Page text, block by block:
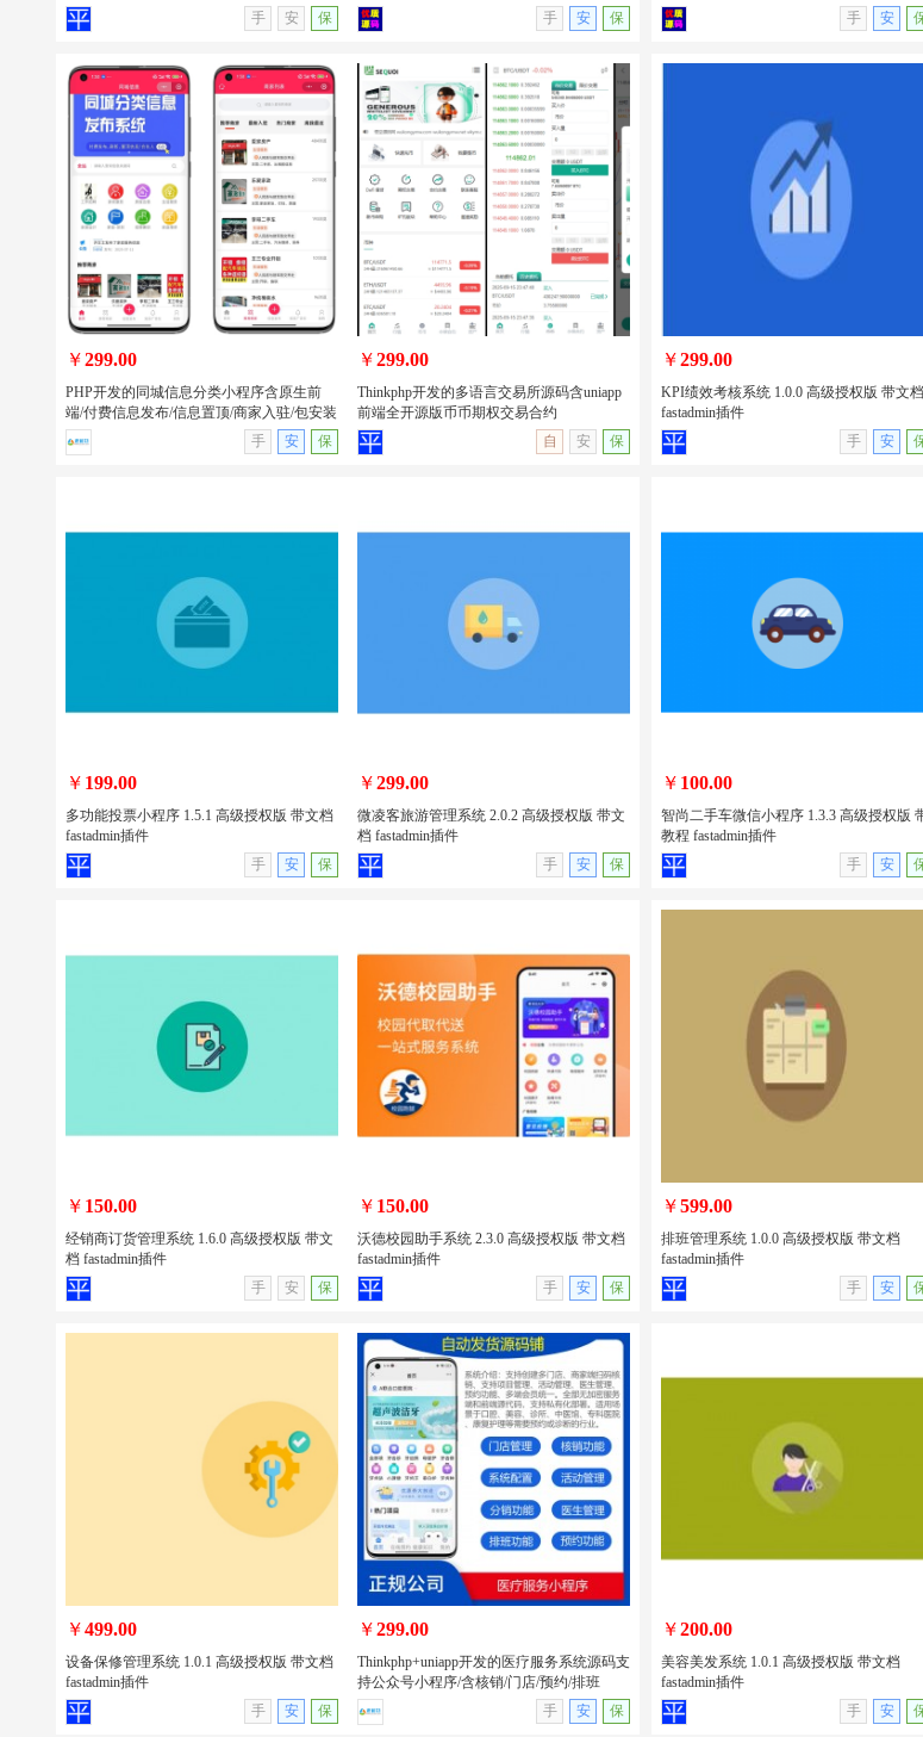
无演示 无演示 无演示
PHP开发的美团代付/16合一代付系统/电
商平台代付款系统源码/支持易支付和官
无演示
付
手 安 保
uniapp开发的回收租赁售卖手机电子产
品商城系统源码/手机回收/电脑租赁/H5/
小程序/APP
无演示
序/APP
手 安 保
uniapp开发的新车二手车预约系统/新车
售卖/二手车发布/汽车在线租赁/包安装
无演示
手
安
PHP开发的同城信息分类小程序含原生
前端/付费信息发布/信息置顶/商家入驻/
无演示
￥299.00
PHP开发的同城信息分类小程序含原生前
端/付费信息发布/信息置顶/商家入驻/包安装
手
安 保
Thinkphp开发的多语言交易所源码含
uniapp前端全开源版币币期权交易合约
无演示
￥299.00
Thinkphp开发的多语言交易所源码含uniapp
前端全开源版币币期权交易合约
自
安 保
KPI绩效考核系统 1.0.0 高级授权版 带文
档 fastadmin插件
无演示
￥299.00
KPI绩效考核系统 1.0.0 高级授权版 带文档
fastadmin插件
手
安
多功能投票小程序 1.5.1 高级授权版 带
文档 fastadmin插件
无演示
￥ 199.00
多功能投票小程序 1.5.1 高级授权版 带文档
fastadmin插件
手
安 保
微凌客旅游管理系统 2.0.2 高级授权版
带文档 fastadmin插件
无演示
￥299.00
微凌客旅游管理系统 2.0.2 高级授权版 带文
档 fastadmin插件
手
安 保
智尚二手车微信小程序 1.3.3 高级授权
版 带教程 fastadmin插件
无演示
￥ 100.00
智尚二手车微信小程序 1.3.3 高级授权版
教程 fastadmin插件
手
安
经销商订货管理系统 1.6.0 高级授权版
无演示
￥ 150.00
经销商订货管理系统 1.6.0 高级授权版 带文
档 fastadmin插件
手
安 保
沃德校园助手系统 2.3.0 高级授权版 带
文档 fastadmin插件
无演示
￥ 150.00
沃德校园助手系统 2.3.0 高级授权版 带文档
fastadmin插件
手
安 保
排班管理系统 1.0.0 高级授权版 带文档
无演示
￥599.00
排班管理系统 1.0.0 高级授权版 带文档
fastadmin插件
手
安
￥499.00
设备保修管理系统 1.0.1 高级授权版 带文档
fastadmin插件
手
安 保
￥299.00
Thinkphp+uniapp开发的医疗服务系统源码支
持公众号小程序/含核销/门店/预约/排班
手
安 保
￥200.00
美容美发系统 1.0.1 高级授权版 带文档
fastadmin插件
手
安